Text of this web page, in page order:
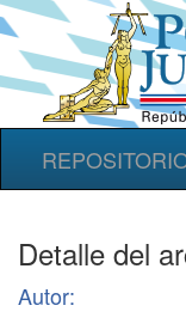
Detalle del
Autor: